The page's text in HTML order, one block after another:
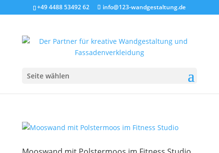
+49 4488 53492 62 info@123-wandgestaltung.de
Seite wählen